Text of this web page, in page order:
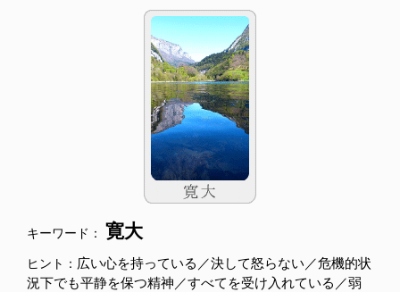
キーワード： 寛大
ヒント： 広い心を持っている／決して怒らない／危機的状
況下でも平静を保つ精神／すべてを受け入れている／弱